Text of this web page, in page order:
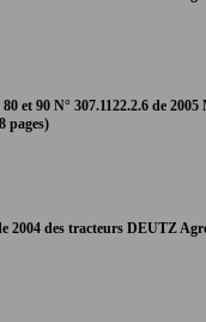
et 90 N° 307.1122.2.6 de 2005
pages)
e 2004 des tracteurs DEUTZ